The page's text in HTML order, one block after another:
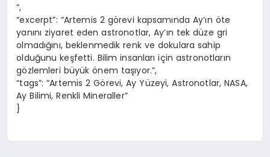
“,
“excerpt”: “Artemis 2 görevi kapsamında Ay’ın öte
yanını ziyaret eden astronotlar, Ay’ın tek düze gri
olmadığını, beklenmedik renk ve dokulara sahip
olduğunu keşfetti. Bilim insanları için astronotların
gözlemleri büyük önem taşıyor.”,
“tags”: “Artemis 2 Görevi, Ay Yüzeyi, Astronotlar, NASA,
Ay Bilimi, Renkli Mineraller”
}